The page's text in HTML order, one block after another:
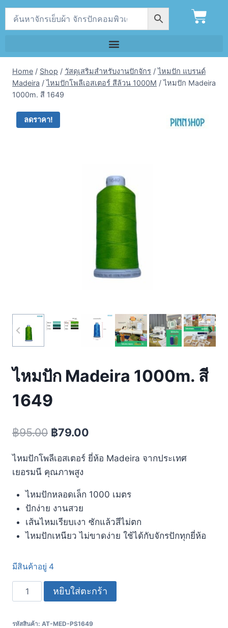
Home / Shop / วัสดุเสริมสำหรับงานปักจักร / ไหมปัก แบรนด์
Madeira / ไหมปักโพลีเอสเตอร์ สีล้วน 1000M / ไหมปัก Madeira
1000m. สี 1649
ลดราคา!
ไหมปัก Madeira 1000m. สี
1649
฿95.00 ฿79.00
ไหมปักโพลีเอสเตอร์ ยี่ห้อ Madeira จากประเทศ
เยอรมนี​ คุณภาพสูง
ไหมปักหลอดเล็ก 1000 เมตร
ปักง่าย งานสวย
เส้นไหมเรียบเงา ซักแล้วสีไม่ตก
ไหมปักเหนียว ไม่ขาดง่าย ใช้ได้กับจักรปักทุกยี่ห้อ
มีสินค้าอยู่ 4
หยิบใส่ตะกร้า
รหัสสินค้า: AT-MED-PS1649